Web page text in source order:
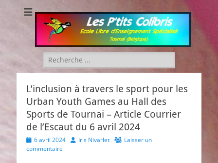
Les P'tits Colibris
Rechercher :
L’inclusion à travers le sport pour les
Urban Youth Games au Hall des
Sports de Tournai – Article Courrier
de l’Escaut du 6 avril 2024
Posted
on
6 avril 2024 AuthorIris Nivarlet
Laisser un
commentaire